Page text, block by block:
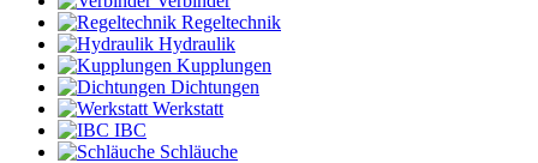
Regeltechnik
Hydraulik
Kupplungen
Dichtungen
Werkstatt
IBC
Schläuche